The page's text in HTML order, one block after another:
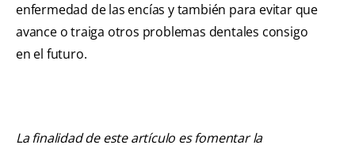
enfermedad de las encías y también para evitar que
avance o traiga otros problemas dentales consigo
en el futuro.
La finalidad de este artículo es fomentar la